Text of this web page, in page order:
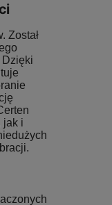
Został
jak i